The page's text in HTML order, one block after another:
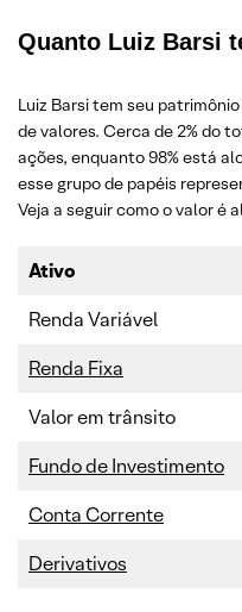
Quanto Luiz Barsi
Luiz Barsi tem seu
de valores. Cerca de 2% do
ações, enquanto 98% está
esse grupo de papéis
Veja a seguir como o valor é
Ativo
Renda Variável
Renda Fixa
Valor em trânsito
Fundo de Investimento
Conta Corrente
Derivativos